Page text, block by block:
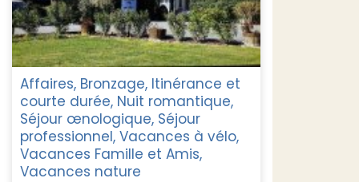
Affaires, Bronzage, Itinérance et
courte durée, Nuit romantique,
Séjour œnologique, Séjour
professionnel, Vacances à vélo,
Vacances Famille et Amis,
Vacances nature